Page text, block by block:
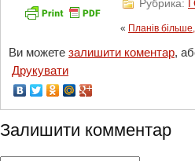
Рубрика:
« Планів
Ви можете залишити коментар,
Друкувати
Залишити комментар